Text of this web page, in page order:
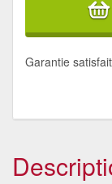
Garantie